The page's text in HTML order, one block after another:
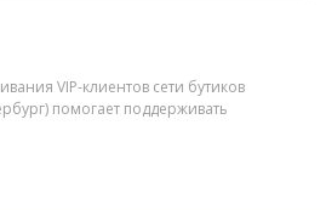
VIP-клиентов сети бутиков
помогает поддерживать